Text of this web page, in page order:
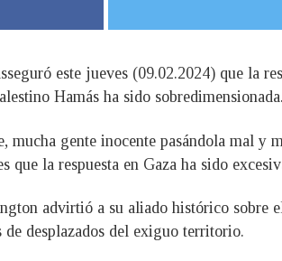
este jueves (09.02.2024) que la
Hamás ha sido sobredimensionada.
mucha gente inocente pasándola mal y
que la respuesta en Gaza ha sido
advirtió a su aliado histórico sobre
de desplazados del exiguo territorio.